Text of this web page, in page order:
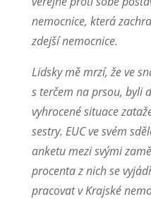
nemocnice, která
zdejší nemocnice.
Lidsky mě mrzí, že ve
s terčem na prsou, byli
vyhrocené situace
sestry. EUC ve svém
anketu mezi svými
procenta z nich se
pracovat v Krajské